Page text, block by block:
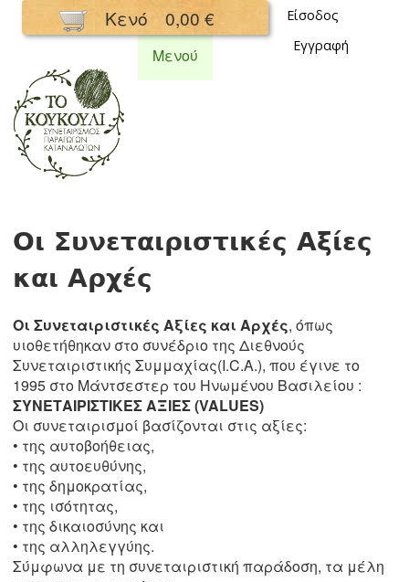
Παράκαμψη
προς το
κυρίως
Κενό 0,00 €
Είσοδος
Εγγραφή
Συνεταιρισμός
Μενού
Οι Συνεταιριστικές Αξίες
και Αρχές
Οι Συνεταιριστικές Αξίες και Αρχές, όπως
υιοθετήθηκαν στο συνέδριο της Διεθνούς
Συνεταιριστικής Συμμαχίας(I.C.A.), που έγινε το
1995 στο Μάντσεστερ του Ηνωμένου Βασιλείου :
ΣΥΝΕΤΑΙΡΙΣΤΙΚΕΣ ΑΞΙΕΣ (VALUES)
Οι συνεταιρισμοί βασίζονται στις αξίες:
• της αυτοβοήθειας,
• της αυτοευθύνης,
• της δημοκρατίας,
• της ισότητας,
• της δικαιοσύνης και
• της αλληλεγγύης.
Σύμφωνα με τη συνεταιριστική παράδοση, τα μέλη